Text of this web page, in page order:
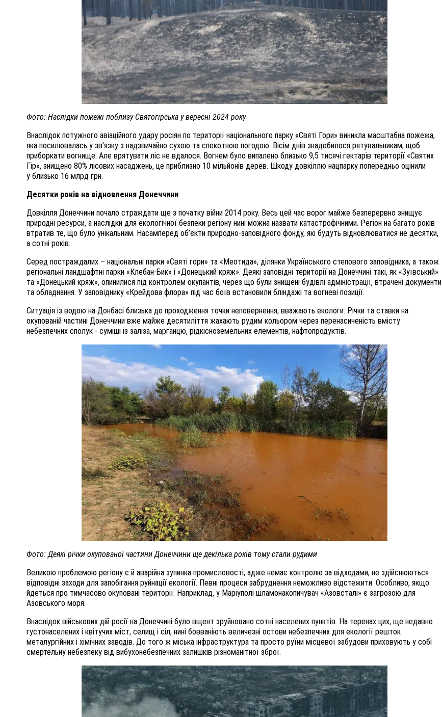
Фото: Наслідки пожежі поблизу Святогірська у вересні 2024 року
Внаслідок потужного авіаційного удару росіян по території національного парку «Святі Гори» виникла масштабна пожежа,
яка посилювалась у зв’язку з надзвичайно сухою та спекотною погодою. Вісім днів знадобилося рятувальникам, щоб
приборкати вогнище. Але врятувати ліс не вдалося. Вогнем було випалено близько 9,5 тисячі гектарів території «Святих
Гір», знищено 80% лісових насаджень, це приблизно 10 мільйонів дерев. Шкоду довкіллю нацпарку попередньо оцінили
у близько 16 млрд грн.
Десятки років на відновлення Донеччини
Довкілля Донеччини почало страждати ще з початку війни 2014 року. Весь цей час ворог майже безперервно знищує
природні ресурси, а наслідки для екологічної безпеки регіону нині можна назвати катастрофічними. Регіон на багато років
втратив те, що було унікальним. Насамперед об’єкти природно-заповідного фонду, які будуть відновлюватися не десятки,
а сотні років.
Серед постраждалих – національні парки «Святі гори» та «Меотида», ділянки Українського степового заповідника, а також
регіональні ландшафтні парки «Клебан-Бик» і «Донецький кряж». Деякі заповідні території на Донеччині такі, як «Зуївський»
та «Донецький кряж», опинилися під контролем окупантів, через що були знищені будівлі адміністрації, втрачені документи
та обладнання. У заповіднику «Крейдова флора» під час боїв встановили бліндажі та вогневі позиції.
Ситуація із водою на Донбасі близька до проходження точки неповернення, вважають екологи. Річки та ставки на
окупованій частині Донеччини вже майже десятиліття жахають рудим кольором через перенасиченість вмісту
небезпечних сполук - суміші із заліза, марганцю, рідкісноземельних елементів, нафтопродуктів.
Фото: Деякі річки окупованої частини Донеччини ще декілька років тому стали рудими
Великою проблемою регіону є й аварійна зупинка промисловості, адже немає контролю за відходами, не здійснюються
відповідні заходи для запобігання руйнації екології. Певні процеси забруднення неможливо відстежити. Особливо, якщо
йдеться про тимчасово окуповані території. Наприклад, у Маріуполі шламонакопичувач «Азовсталі» є загрозою для
Азовського моря.
Внаслідок військових дій росії на Донеччині було вщент зруйновано сотні населених пунктів. На теренах цих, ще недавно
густонаселених і квітучих міст, селищ і сіл, нині бовваніють величезні остови небезпечних для екології решток
металургійних і хімічних заводів. До того ж міська інфраструктура та просто руїни місцевої забудови приховують у собі
смертельну небезпеку від вибухонебезпечних залишків різноманітної зброї.